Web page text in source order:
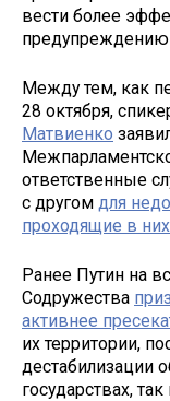
вести более
предупреждению
Между тем, как
28 октября,
Матвиенко
ответственные
с другом для
проходящие в
Ранее Путин на
Содружества
активнее
их территории,
дестабилизации
государствах,